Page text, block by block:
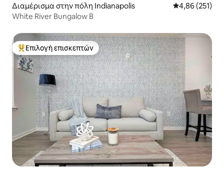
Διαμέρισμα στην πόλη Indianapolis Μέση
4,86 (251)
White River Bungalow B
Κορυφαία επιλογή επισκεπτών
Επιλογή επισκεπτών